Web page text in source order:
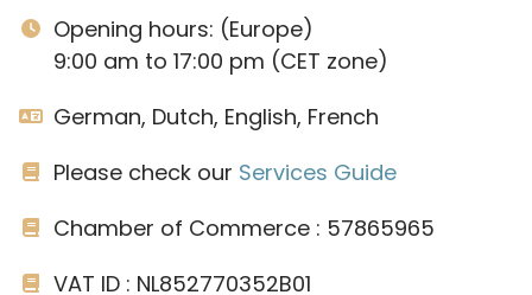
Opening hours: (Europe)
9:00 am to 17:00 pm (CET zone)
German, Dutch, English, French
Please check our Services Guide
Chamber of Commerce : 57865965
VAT ID : NL852770352B01